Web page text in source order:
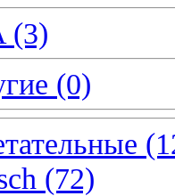
(3)
(0)
(72)